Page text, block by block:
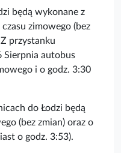
będą wykonane z
zimowego (bez
przystanku
Sierpnia autobus
i o godz. 3:30
do Łodzi będą
(bez zmian) oraz o
o godz. 3:53).